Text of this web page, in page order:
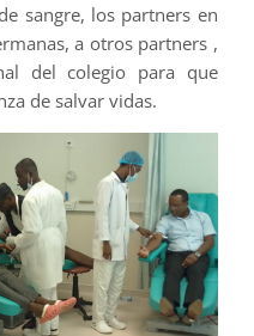
sangre, los partners en
a otros partners ,
del colegio para que
de salvar vidas.